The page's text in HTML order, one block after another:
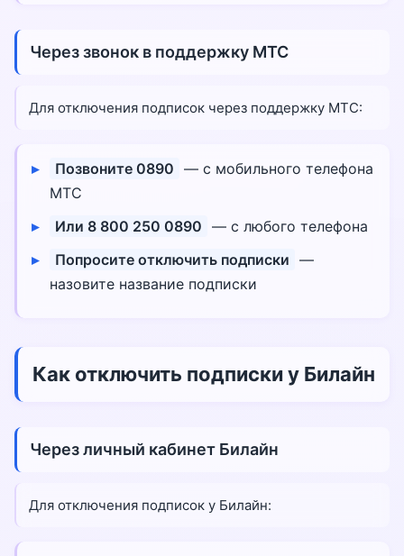
Через звонок в поддержку МТС
Для отключения подписок через поддержку МТС:
Позвоните 0890 — с мобильного телефона
МТС
Или 8 800 250 0890 — с любого телефона
Попросите отключить подписки —
назовите название подписки
Как отключить подписки у Билайн
Через личный кабинет Билайн
Для отключения подписок у Билайн: